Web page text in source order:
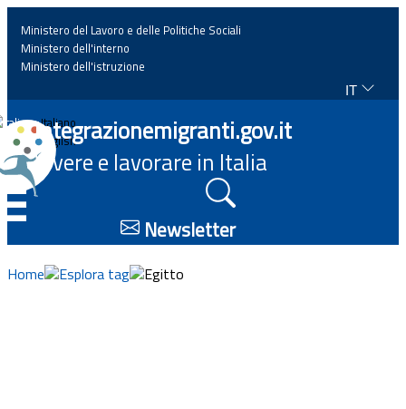
Home
News
Approfondimenti
Eventi
Ministero del Lavoro e delle Politiche Sociali
Ministero dell'interno
Ministero dell'istruzione
IT
Italiano
English
Integrazionemigranti.gov.it
Vivere e lavorare in Italia
Newsletter
Home Esplora tag Egitto